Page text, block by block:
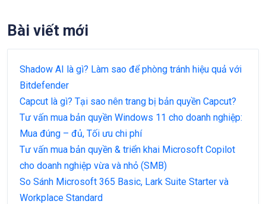
Bài viết mới
Shadow AI là gì? Làm sao để phòng tránh hiệu quả với
Bitdefender
Capcut là gì? Tại sao nên trang bị bản quyền Capcut?
Tư vấn mua bản quyền Windows 11 cho doanh nghiệp:
Mua đúng – đủ, Tối ưu chi phí
Tư vấn mua bản quyền & triển khai Microsoft Copilot
cho doanh nghiệp vừa và nhỏ (SMB)
So Sánh Microsoft 365 Basic, Lark Suite Starter và
Workplace Standard